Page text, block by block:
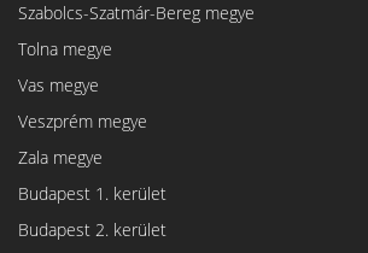
Szabolcs-Szatmár-Bereg megye
Tolna megye
Vas megye
Veszprém megye
Zala megye
Budapest 1. kerület
Budapest 2. kerület